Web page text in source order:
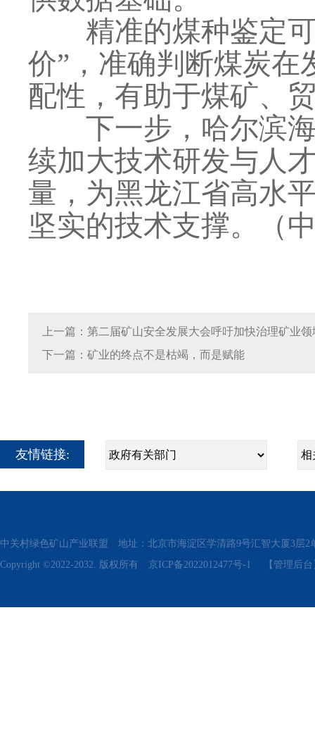
精准的煤种鉴定可
价”，准确判断煤炭
配性，有助于煤矿、
下一步，哈尔滨海
续加大技术研发与人
量，为黑龙江省高水
坚实的技术支撑。（
上一篇：第二届矿山安全发展大会呼吁加快治理矿业
下一篇：矿业的终点不是枯竭，而是赋能
友情链接:
中关村绿色矿山产业联盟 地址：北京市海淀区学清路9号汇智大厦3层
Copyright ©2022-2032. 版权所有 京ICP备2022012477号-1 【管理后